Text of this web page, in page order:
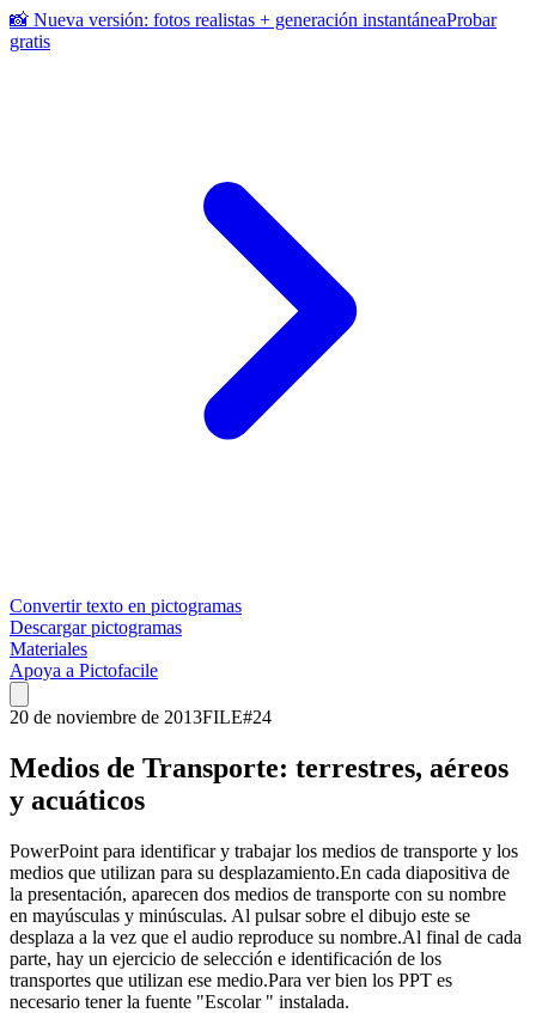
📸 Nueva versión: fotos realistas + generación instantáneaProbar
gratis
Convertir texto en pictogramas
Descargar pictogramas
Materiales
Apoya a Pictofacile
20 de noviembre de 2013FILE#24
Medios de Transporte: terrestres, aéreos
y acuáticos
PowerPoint para identificar y trabajar los medios de transporte y los
medios que utilizan para su desplazamiento.En cada diapositiva de
la presentación, aparecen dos medios de transporte con su nombre
en mayúsculas y minúsculas. Al pulsar sobre el dibujo este se
desplaza a la vez que el audio reproduce su nombre.Al final de cada
parte, hay un ejercicio de selección e identificación de los
transportes que utilizan ese medio.Para ver bien los PPT es
necesario tener la fuente "Escolar " instalada.